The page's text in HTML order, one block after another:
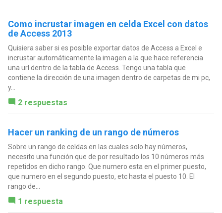
Como incrustar imagen en celda Excel con datos
de Access 2013
Quisiera saber si es posible exportar datos de Access a Excel e
incrustar automáticamente la imagen a la que hace referencia
una url dentro de la tabla de Access. Tengo una tabla que
contiene la dirección de una imagen dentro de carpetas de mi pc,
y...
2 respuestas
Hacer un ranking de un rango de números
Sobre un rango de celdas en las cuales solo hay números,
necesito una función que de por resultado los 10 números más
repetidos en dicho rango. Que numero esta en el primer puesto,
que numero en el segundo puesto, etc hasta el puesto 10. El
rango de...
1 respuesta